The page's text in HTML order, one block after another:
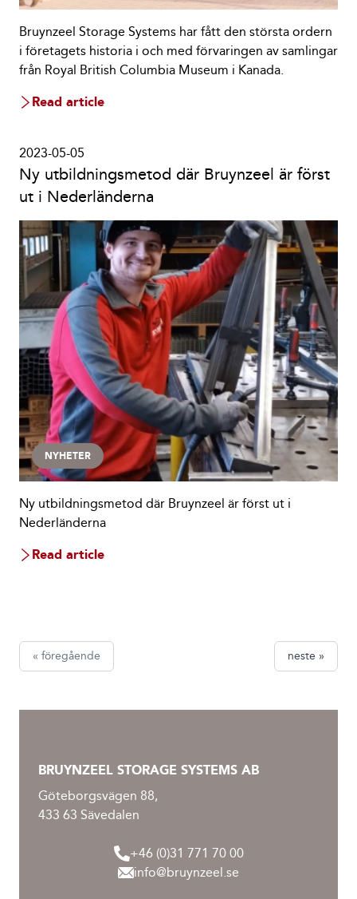
Bruynzeel Storage Systems har fått den största ordern
i företagets historia i och med förvaringen av samlingar
från Royal British Columbia Museum i Kanada.
Read article
Ny utbildningsmetod där Bruynzeel är först
ut i Nederländerna
2023-05-05
NYHETER
Ny utbildningsmetod där Bruynzeel är först ut i
Nederländerna
Read article
« föregående neste »
BRUYNZEEL STORAGE SYSTEMS AB
Göteborgsvägen 88,
433 63 Sävedalen
+46 (0)31 771 70 00
info@bruynzeel.se